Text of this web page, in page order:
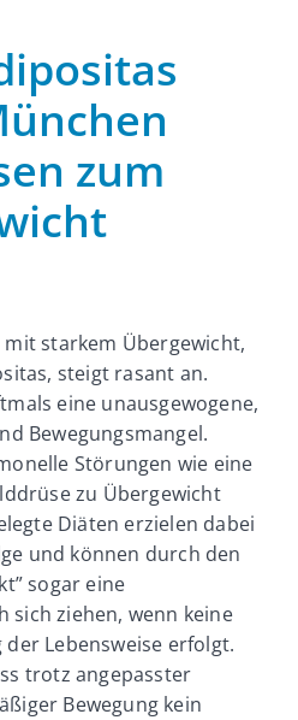
zum
starkem Übergewicht,
steigt rasant an.
eine unausgewogene,
Bewegungsmangel.
Störungen wie eine
zu Übergewicht
Diäten erzielen dabei
und können durch den
sogar eine
sich ziehen, wenn keine
Lebensweise erfolgt.
trotz angepasster
Bewegung kein